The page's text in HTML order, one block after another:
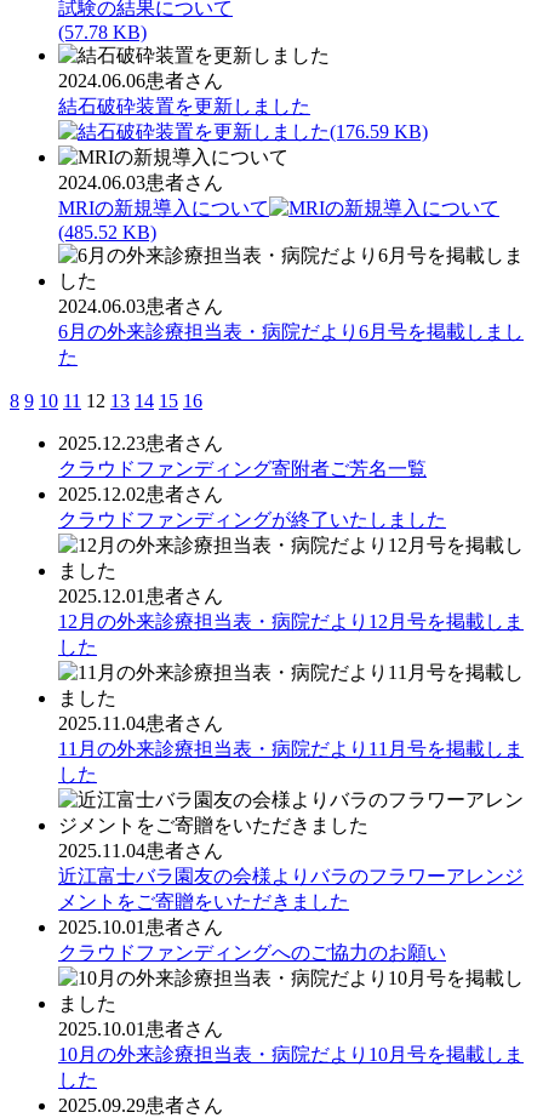
(57.78 KB)
2024.06.06患者さん
結石破砕装置を更新しました
(176.59 KB)
2024.06.03患者さん
MRIの新規導入について
(485.52 KB)
2024.06.03患者さん
6月の外来診療担当表・病院だより6月号を掲載しまし
た
8 9 10 11 12 13 14 15 16
2025.12.23患者さん
クラウドファンディング寄附者ご芳名一覧
2025.12.02患者さん
クラウドファンディングが終了いたしました
2025.12.01 患者さん
12月の外来診療担当表・病院だより12月号を掲載しま
した
2025.11.04患者さん
11月の外来診療担当表・病院だより11月号を掲載しま
した
2025.11.04患者さん
近江富士バラ園友の会様よりバラのフラワーアレンジ
メントをご寄贈をいただきました
2025.10.01 患者さん
クラウドファンディングへのご協力のお願い
2025.10.01 患者さん
10月の外来診療担当表・病院だより10月号を掲載しま
した
2025.09.29患者さん